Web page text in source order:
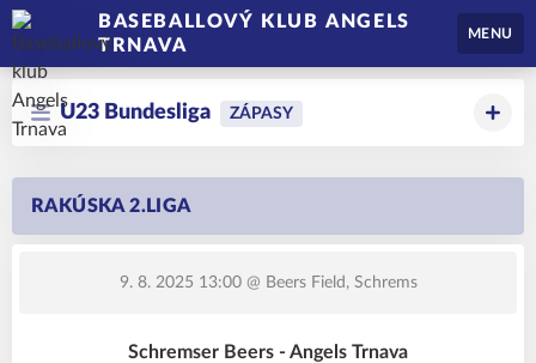
BASEBALLOVÝ KLUB ANGELS
TRNAVA
MENU
U23 Bundesliga ZÁPASY
RAKÚSKA 2.LIGA
9. 8. 2025 13:00@ Beers Field, Schrems
Schremser Beers - Angels Trnava